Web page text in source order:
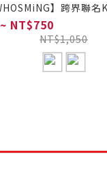
】跨界聯
NT$750
NT$1,050